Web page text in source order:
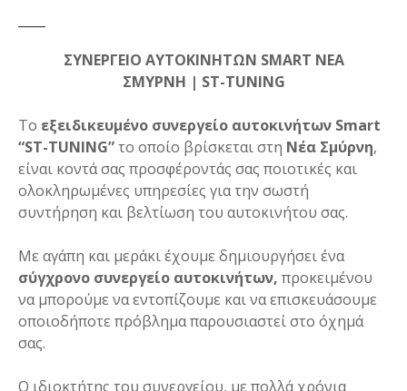
ΣΥΝΕΡΓΕΙΟ ΑΥΤΟΚΙΝΗΤΩΝ SMART ΝΕΑ
ΣΜΥΡΝΗ | ST-TUNING
Το εξειδικευμένο συνεργείο αυτοκινήτων Smart
“ST-TUNING”το οποίο βρίσκεται στη Νέα Σμύρνη,
είναι κοντά σας προσφέροντάς σας ποιοτικές και
ολοκληρωμένες υπηρεσίες για την σωστή
συντήρηση και βελτίωση του αυτοκινήτου σας.
Με αγάπη και μεράκι έχουμε δημιουργήσει ένα
σύγχρονο συνεργείο αυτοκινήτων, προκειμένου
να μπορούμε να εντοπίζουμε και να επισκευάσουμε
οποιοδήποτε πρόβλημα παρουσιαστεί στο όχημά
σας.
Ο ιδιοκτήτης του συνεργείου, με πολλά χρόνια